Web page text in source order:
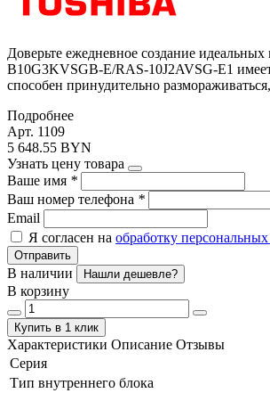
Доверьте ежедневное создание
B10G3KVSGB-E/RAS-10J2AVSG-E1
способен принудительно
Подробнее
Арт. 1109
5 648.55 BYN
Узнать цену товара
Ваше имя *
Ваш номер телефона *
Email
Я согласен на обработку
Отправить
В наличии Нашли дешевле?
В корзину
Купить в 1 клик
Характеристики Описание Отзывы
Серия
Тип внутреннего блока